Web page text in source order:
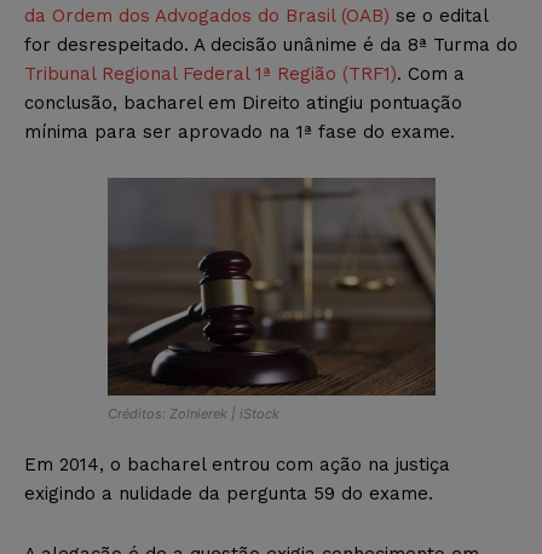
da Ordem dos Advogados do Brasil (OAB) se o edital
for desrespeitado. A decisão unânime é da 8ª Turma do
Tribunal Regional Federal 1ª Região (TRF1). Com a
conclusão, bacharel em Direito atingiu pontuação
mínima para ser aprovado na 1ª fase do exame.
Créditos: Zolnierek | iStock
Em 2014, o bacharel entrou com ação na justiça
exigindo a nulidade da pergunta 59 do exame.